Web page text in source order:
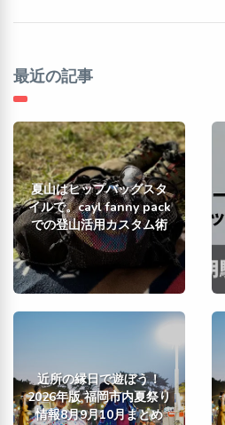
最近の記事
夏山はヒップバッグスタ
イルで。cayl fanny pack
での登山活用カスタム術
近所の縁日で遊ぼう！
2026年版 福岡市内夏祭り
情報8月9月10月まとめ